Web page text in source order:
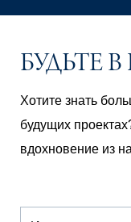
БУДЬТЕ В
Хотите знать
будущих
вдохновение из